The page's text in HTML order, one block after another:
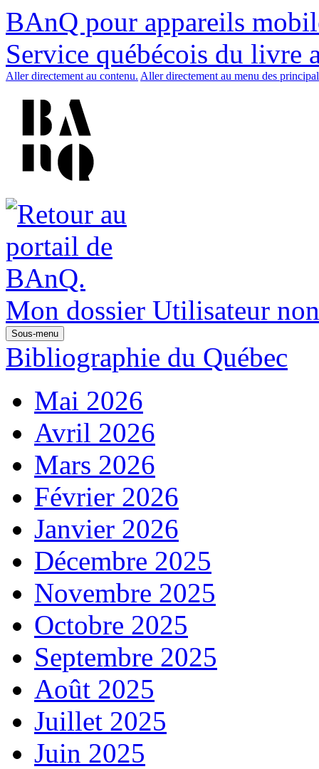
BAnQ pour appareils
Service québécois du livre
Aller directement au contenu. Aller directement au menu des
Mon dossier Utilisateur
Sous-menu
Bibliographie du Québec
Mai 2026
Avril 2026
Mars 2026
Février 2026
Janvier 2026
Décembre 2025
Novembre 2025
Octobre 2025
Septembre 2025
Août 2025
Juillet 2025
Juin 2025